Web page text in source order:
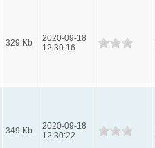
329 Kb
2020-09-18
12:30:16
349 Kb
2020-09-18
12:30:22